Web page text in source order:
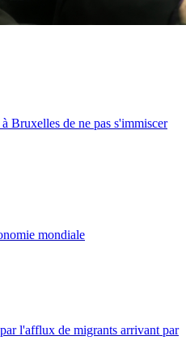
Bruxelles de ne pas s'immiscer
mondiale
l'afflux de migrants arrivant par